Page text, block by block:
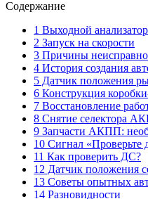
Содержание
1 Выходной анализатор
2 Запуск на скорости
3 Причины
4 История создания
5 Датчик положения
6 Конструкция
7 Восстановление
8 Снятие селектора
9 Запчасти АКПП:
10 Сигнал «Проверьте
11 Как проверить ДС?
12 Датчик положения
13 Советы опытных
14 Разновидности